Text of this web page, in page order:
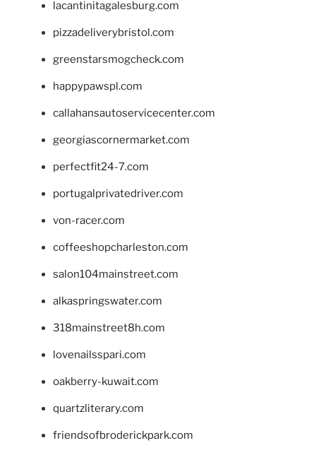
lacantinitagalesburg.com
pizzadeliverybristol.com
greenstarsmogcheck.com
happypawspl.com
callahansautoservicecenter.com
georgiascornermarket.com
perfectfit24-7.com
portugalprivatedriver.com
von-racer.com
coffeeshopcharleston.com
salon104mainstreet.com
alkaspringswater.com
318mainstreet8h.com
lovenailsspari.com
oakberry-kuwait.com
quartzliterary.com
friendsofbroderickpark.com